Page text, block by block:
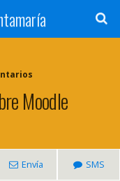
Moodle
Envía SMS